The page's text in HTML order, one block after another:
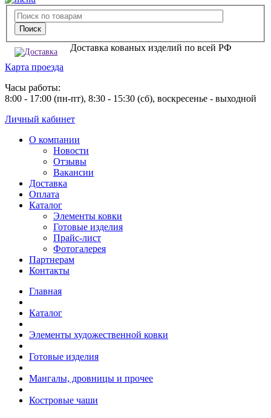
Доставка кованых изделий по всей РФ
Карта проезда
Часы работы:
8:00 - 17:00 (пн-пт), 8:30 - 15:30 (сб), воскресенье - выходной
Личный кабинет
О компании
Новости
Отзывы
Вакансии
Доставка
Оплата
Каталог
Элементы ковки
Готовые изделия
Прайс-лист
Фотогалерея
Партнерам
Контакты
Главная
Каталог
Элементы художественной ковки
Готовые изделия
Мангалы, дровницы и прочее
Костровые чаши